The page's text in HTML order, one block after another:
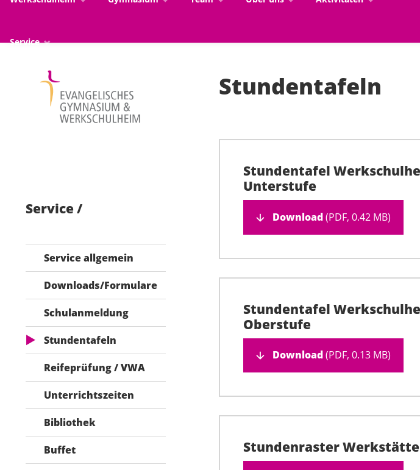
Service
Service
Service allgemein
Downloads/Formulare
Schulanmeldung
Stundentafeln
Reifeprüfung / VWA
Unterrichtszeiten
Bibliothek
Buffet
Stundentafeln
Stundentafel
Unterstufe
Download (PDF, 0.42 MB)
Stundentafel
Oberstufe
Download (PDF, 0.13 MB)
Stundenraster